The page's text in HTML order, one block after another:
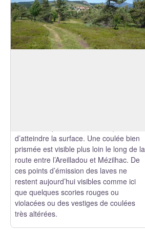
d’atteindre la surface. Une coulée bien
prismée est visible plus loin le long de la
route entre l’Areilladou et Mézilhac. De
ces points d’émission des laves ne
restent aujourd’hui visibles comme ici
que quelques scories rouges ou
violacées ou des vestiges de coulées
très altérées.